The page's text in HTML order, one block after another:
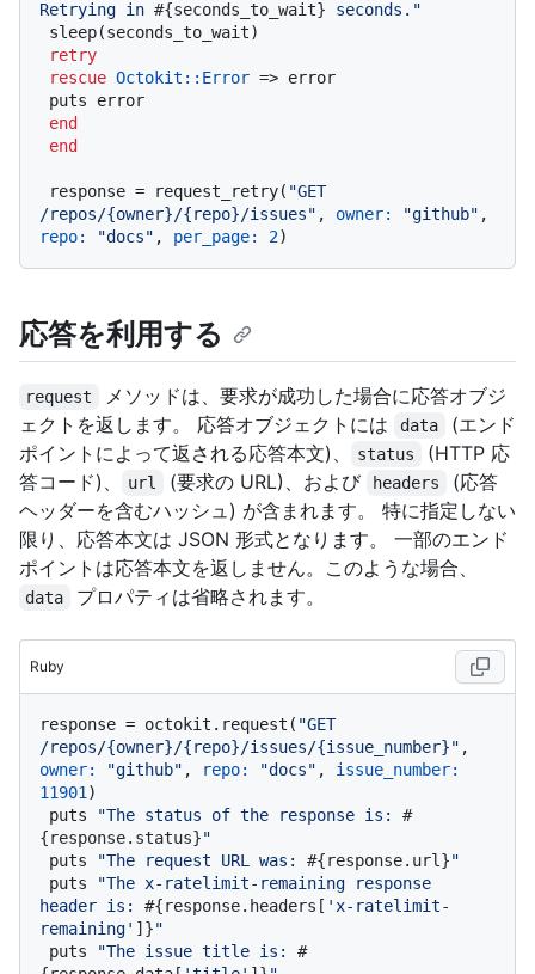
Retrying in #{seconds_to_wait} seconds."
retry
rescue Octokit : :Error => error
end
end
response = request_retry( "GET
/repos/{owner}/{repo}/issues" , owner: "github"
repo:
"docs" , per_page: 2
応答を利用する
request
メソッドは、要求が成功した場合に応答オブジ
ェクトを返します。 応答オブジェクトには
data
(エンド
ポイントによって返される応答本文)、
status
(HTTP 応
答コード)、
url (要求の URL)、および headers
(応答
ヘッダーを含むハッシュ) が含まれます。 特に指定しない
限り、応答本文は JSON 形式となります。 一部のエンド
ポイントは応答本文を返しません。このような場合、
data プロパティは省略されます。
Ruby
response = octokit.request( "GET
/repos/{owner}/{repo}/issues/{issue_number}"
owner:
"github" , repo: "docs" , issue_number:
11901 )
puts
"The status of the response is: #
{response.status}"
puts
"The request URL was: #{response.url}"
puts
"The x-ratelimit-remaining response
header is: #{response.headers[ 'x-ratelimit-
remaining' ]}"
puts
"The issue title is: #